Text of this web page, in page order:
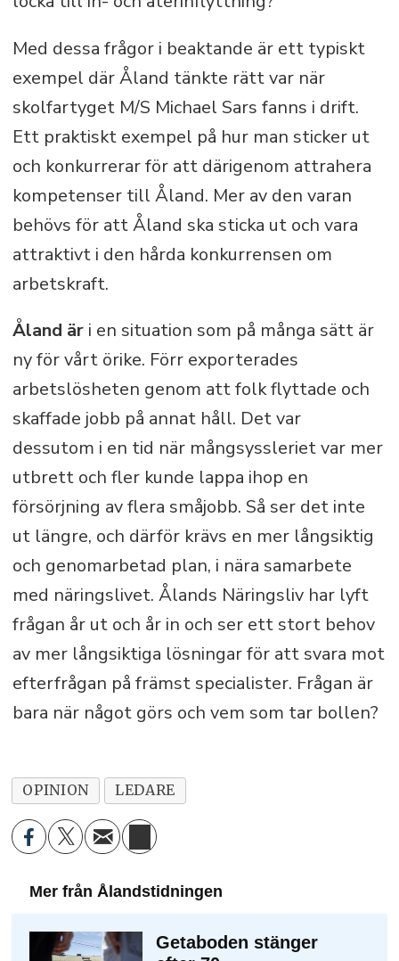
Med dessa frågor i beaktande är ett typiskt
exempel där Åland tänkte rätt var när
skolfartyget M/S Michael Sars fanns i drift.
Ett praktiskt exempel på hur man sticker ut
och konkurrerar för att därigenom attrahera
kompetenser till Åland. Mer av den varan
behövs för att Åland ska sticka ut och vara
attraktivt i den hårda konkurrensen om
arbetskraft.
Åland är i en situation som på många sätt är
ny för vårt örike. Förr exporterades
arbetslösheten genom att folk flyttade och
skaffade jobb på annat håll. Det var
dessutom i en tid när mångsyssleriet var mer
utbrett och fler kunde lappa ihop en
försörjning av flera småjobb. Så ser det inte
ut längre, och därför krävs en mer långsiktig
och genomarbetad plan, i nära samarbete
med näringslivet. Ålands Näringsliv har lyft
frågan år ut och år in och ser ett stort behov
av mer långsiktiga lösningar för att svara mot
efterfrågan på främst specialister. Frågan är
bara när något görs och vem som tar bollen?
OPINION LEDARE